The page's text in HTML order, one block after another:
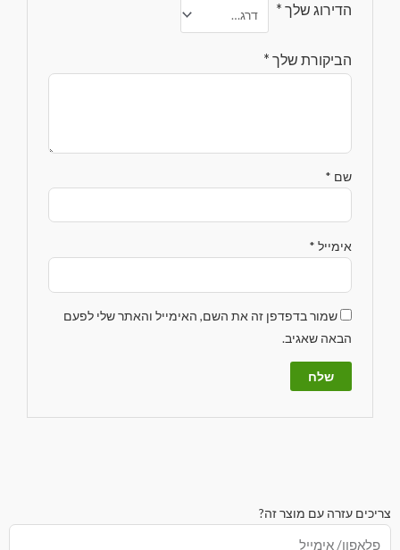
הדירוג שלך *
הביקורת שלך *
שם *
אימייל *
שמור בדפדפן זה את השם, האימייל והאתר שלי לפעם
הבאה שאגיב.
צריכים עזרה עם מוצר זה?